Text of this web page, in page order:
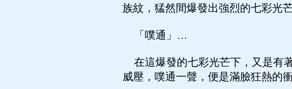
族紋，猛然間爆發出強烈的七彩光芒
「噗通」…
在這爆發的七彩光芒下，又是有
威壓，噗通一聲，便是滿臉狂熱的